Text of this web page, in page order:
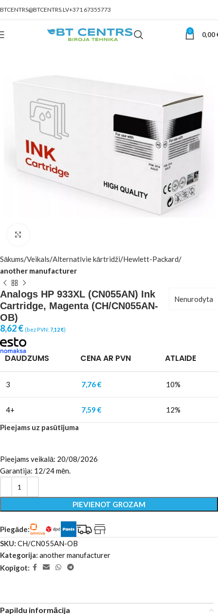
BTCENTRS@BTCENTRS.LV+371 67355773
0 0,00
Sākums Veikals Alternatīvie kārtridži Hewlett-Packard
another manufacturer
Analogs HP 933XL (CN055AN) Ink
Cartridge, Magenta (CH/CN055AN-
OB)
Nenurodyta
8,62€ (bez PVN: 7,12€)
DAUDZUMS CENA AR PVN ATLAIDE
3 7,76€ 10%
4+ 7,59 €
12%
Pieejams uz pasūtījuma
Pieejams veikalā: 20/08/2026
Garantija: 12/24 mēn.
PIEVIENOT GROZAM
Piegāde:
SKU: CH/CN055AN-OB
Kategorija: another manufacturer
Kopīgot:
Papildu informācija